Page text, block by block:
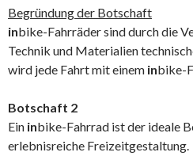
Begründung der Botschaft
inbike-Fahrräder sind durch die
Technik und Materialien
wird jede Fahrt mit einem inbike-
Botschaft 2
Ein inbike-Fahrrad ist der ideale
erlebnisreiche Freizeitgestaltung.